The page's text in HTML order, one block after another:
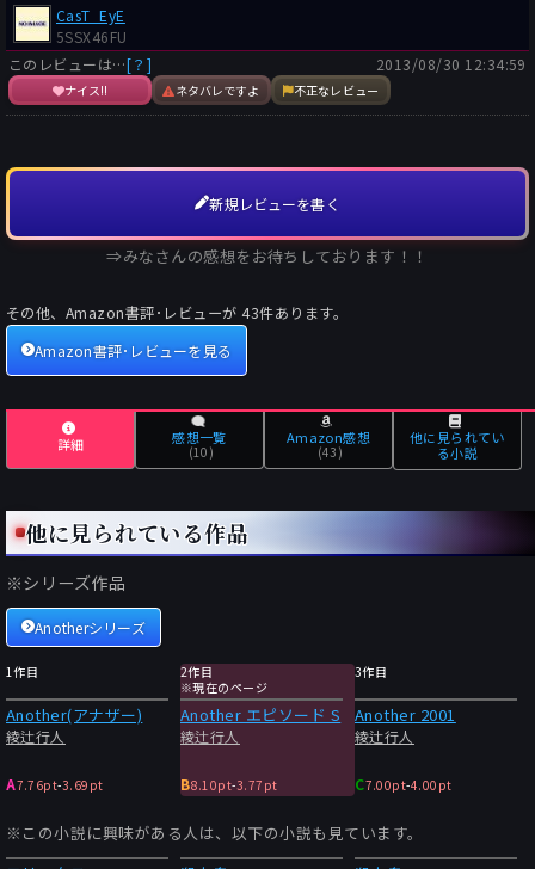
CasT_EyE
5SSX46FU
このレビューは…[？]
ナイス!! ネタバレですよ 不正なレビュー
2013/08/30 12:34:59
新規レビューを書く
⇒みなさんの感想をお待ちしております！！
その他、Amazon書評･レビューが43件あります。
Amazon書評･レビューを見る
詳細 感想一覧
(10)
Amazon感想
(43)
他に見られてい
る小説
他に見られている作品
※シリーズ作品
Anotherシリーズ
1作目
Another(アナザー)
綾辻行人
A7.76pt-3.69pt
2作目
※現在のページ
Another エピソード S
綾辻行人
B8.10pt-3.77pt
3作目
Another 2001
綾辻行人
C7.00pt-4.00pt
※この小説に興味がある人は、以下の小説も見ています。